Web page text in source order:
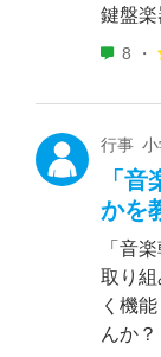
鍵盤楽
8 ・
行事
「
かを
「音
取り組
く機
んか